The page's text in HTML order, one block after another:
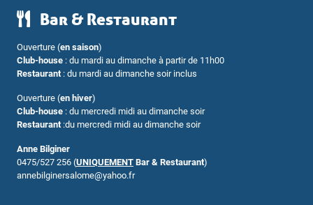
Bar & Restaurant
Ouverture (en saison)
Club-house : du mardi au dimanche à partir de 11h00
Restaurant : du mardi au dimanche soir inclus
Ouverture (en hiver)
Club-house : du mercredi midi au dimanche soir
Restaurant :du mercredi midi au dimanche soir
Anne Bilginer
0475/527 256 (UNIQUEMENTBar & Restaurant)
annebilginersalome@yahoo.fr